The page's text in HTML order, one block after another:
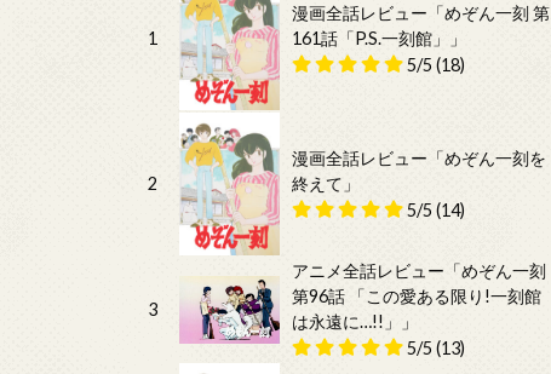
1
漫画全話レビュー「めぞん一刻 第
161話「P.S.一刻館」」
5/5 (18)
2
漫画全話レビュー「めぞん一刻を
終えて」
5/5 (14)
3
アニメ全話レビュー「めぞん一刻
第96話 「この愛ある限り!一刻館
は永遠に…!!」」
5/5 (13)